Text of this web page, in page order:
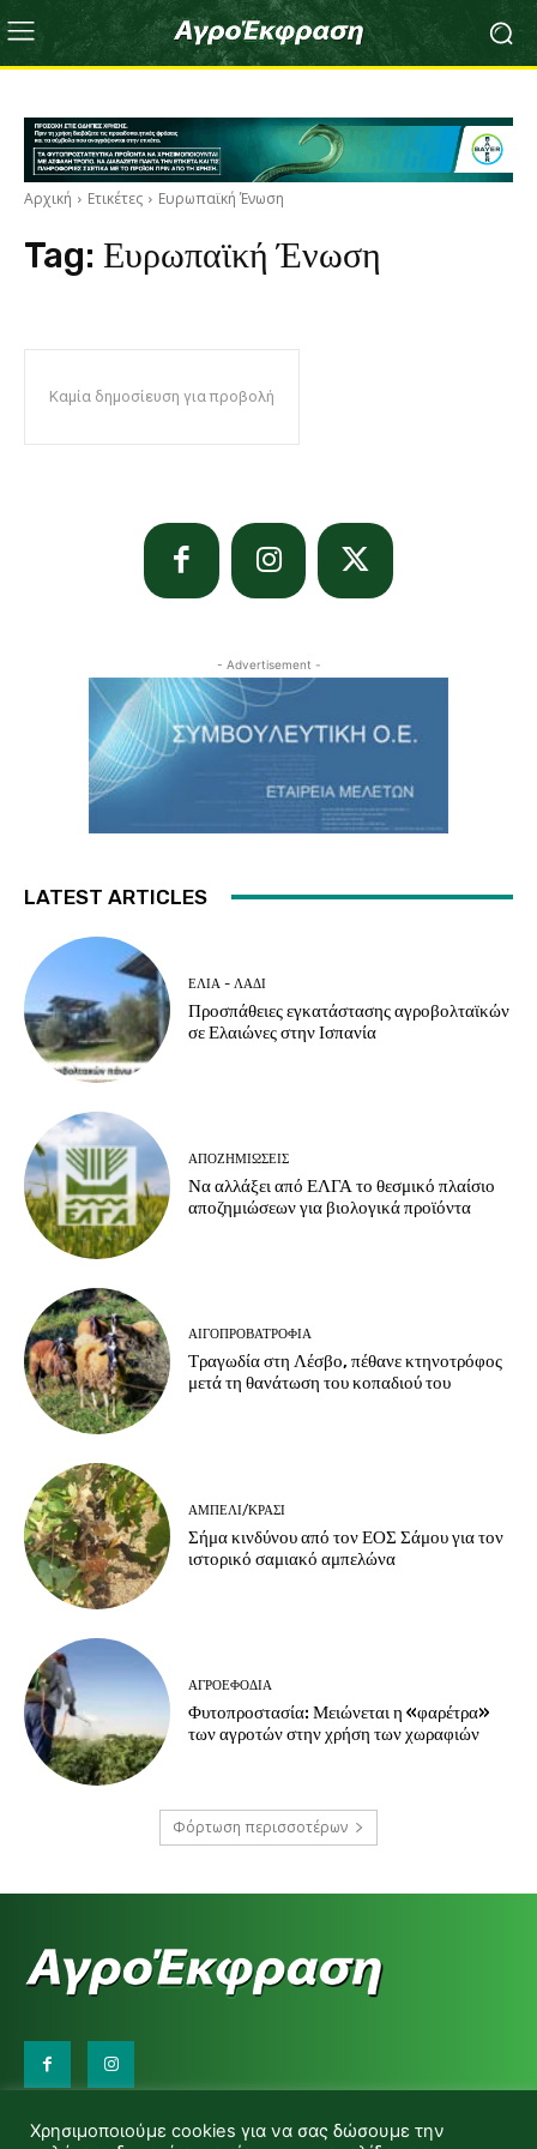
Αρχική Ετικέτες Ευρωπαϊκή Ένωση
Tag: Ευρωπαϊκή Ένωση
Καμία δημοσίευση για προβολή
- Advertisement -
LATEST ARTICLES
ΕΛΙΆ - ΛΆΔΙ
Προσπάθειες εγκατάστασης αγροβολταϊκών
σε Ελαιώνες στην Ισπανία
ΑΠΟΖΗΜΙΏΣΕΙΣ
Να αλλάξει από ΕΛΓΑ το θεσμικό πλαίσιο
αποζημιώσεων για βιολογικά προϊόντα
ΑΙΓΟΠΡΟΒΑΤΡΟΦΊΑ
Τραγωδία στη Λέσβο, πέθανε κτηνοτρόφος
μετά τη θανάτωση του κοπαδιού του
ΑΜΠΈΛΙ/ΚΡΑΣΊ
Σήμα κινδύνου από τον ΕΟΣ Σάμου για τον
ιστορικό σαμιακό αμπελώνα
ΑΓΡΟΕΦΌΔΙΑ
Φυτοπροστασία: Μειώνεται η «φαρέτρα»
των αγροτών στην χρήση των χωραφιών
Φόρτωση περισσοτέρων
d.makas@yahoo.gr
Χρησιμοποιούμε cookies για να σας δώσουμε την